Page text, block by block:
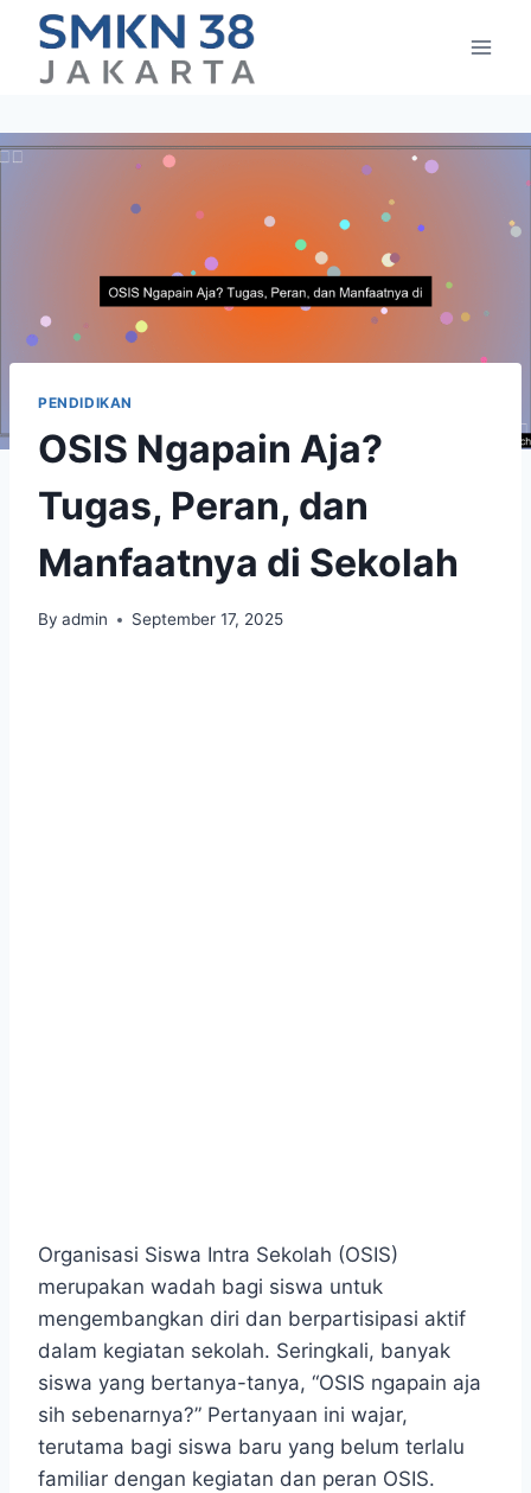
content
PENDIDIKAN
OSIS Ngapain Aja?
Tugas, Peran, dan
Manfaatnya di Sekolah
By admin September 17, 2025
Organisasi Siswa Intra Sekolah (OSIS)
merupakan wadah bagi siswa untuk
mengembangkan diri dan berpartisipasi aktif
dalam kegiatan sekolah. Seringkali, banyak
siswa yang bertanya-tanya, “OSIS ngapain aja
sih sebenarnya?” Pertanyaan ini wajar,
terutama bagi siswa baru yang belum terlalu
familiar dengan kegiatan dan peran OSIS.